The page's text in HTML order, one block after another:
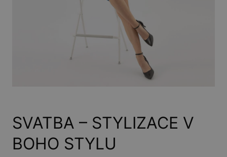
SVATBA – STYLIZACE V
BOHO STYLU